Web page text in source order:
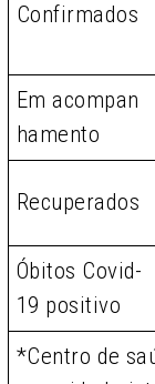
Confirmados
Em acompan
hamento
Recuperados
Óbitos Covid-
19 positivo
*Centro de